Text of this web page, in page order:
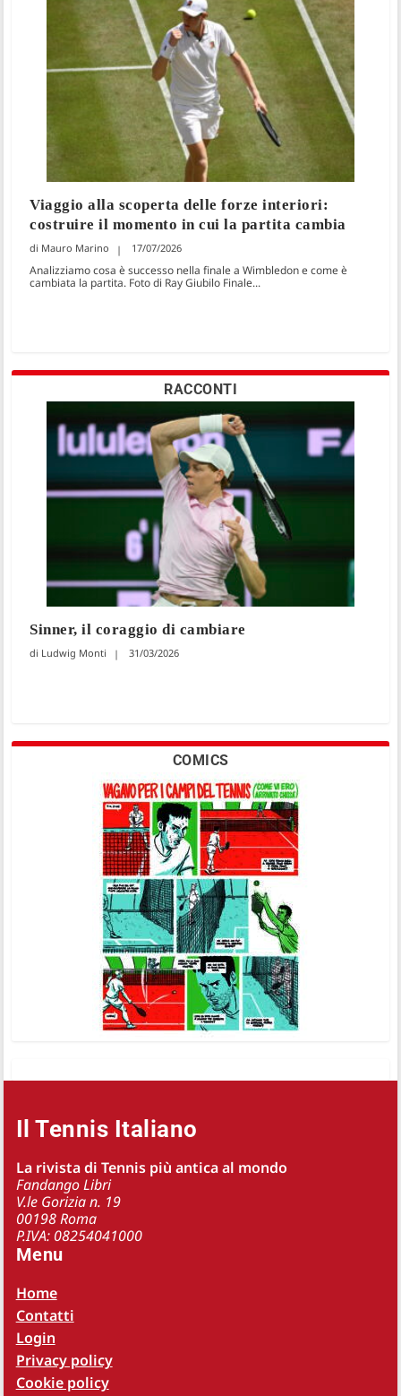
Viaggio alla scoperta delle forze interiori:
costruire il momento in cui la partita cambia
Mauro Marino 17/07/2026
Analizziamo cosa è successo nella finale a Wimbledon e come è
cambiata la partita. Foto di Ray Giubilo Finale...
RACCONTI
Sinner, il coraggio di cambiare
Ludwig Monti 31/03/2026
COMICS
Il Tennis Italiano
La rivista di Tennis più antica al mondo
Fandango Libri
V.le Gorizia n. 19
00198 Roma
P.IVA: 08254041000
Menu
Home
Contatti
Login
Privacy policy
Cookie policy